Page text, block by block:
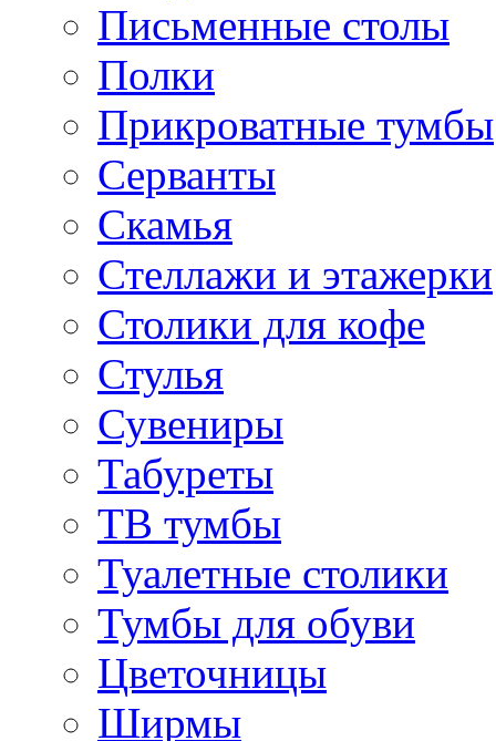
Письменные столы
Полки
Прикроватные тумбы
Серванты
Скамья
Стеллажи и этажерки
Столики для кофе
Стулья
Сувениры
Табуреты
ТВ тумбы
Туалетные столики
Тумбы для обуви
Цветочницы
Ширмы